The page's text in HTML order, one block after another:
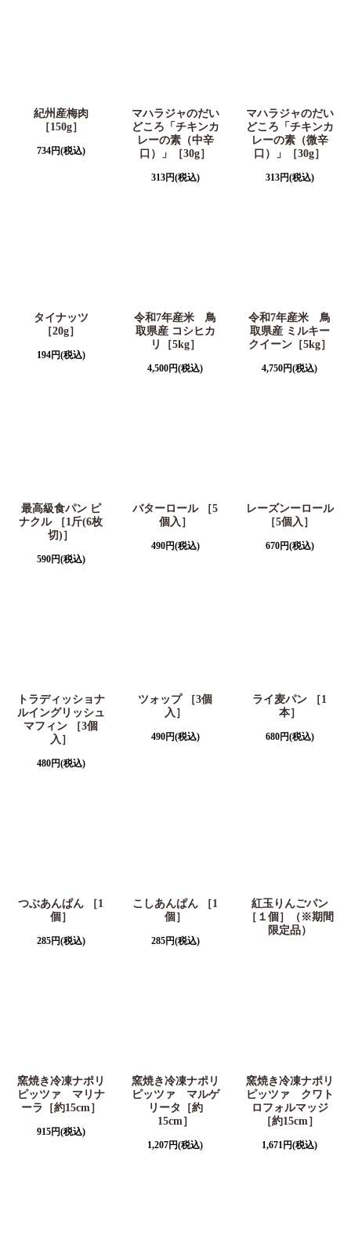
紀州産梅肉
［150g］
734円(税込)
マハラジャのだい
どころ「チキンカ
レーの素（中辛
口）」［30g］
313円(税込)
マハラジャのだい
どころ「チキンカ
レーの素（微辛
口）」［30g］
313円(税込)
タイナッツ
［20g］
194円(税込)
令和7年産米 鳥
取県産 コシヒカ
リ［5kg］
4,500円(税込)
令和7年産米 鳥
取県産 ミルキー
クイーン［5kg］
4,750円(税込)
最高級食パン ピ
ナクル ［1斤(6枚
切)］
590円(税込)
バターロール ［5
個入］
490円(税込)
レーズンーロール
［5個入］
670円(税込)
トラディッショナ
ルイングリッシュ
マフィン ［3個
入］
480円(税込)
ツォップ ［3個
入］
490円(税込)
ライ麦パン ［1
本］
680円(税込)
つぶあんぱん ［1
個］
285円(税込)
こしあんぱん ［1
個］
285円(税込)
紅玉りんごパン
［１個］（※期間
限定品）
窯焼き冷凍ナポリ
ピッツァ マリナ
ーラ［約15cm］
915円(税込)
窯焼き冷凍ナポリ
ピッツァ マルゲ
リータ［約
15cm］
1,207円(税込)
窯焼き冷凍ナポリ
ピッツァ クワト
ロフォルマッジ
［約15cm］
1,671円(税込)